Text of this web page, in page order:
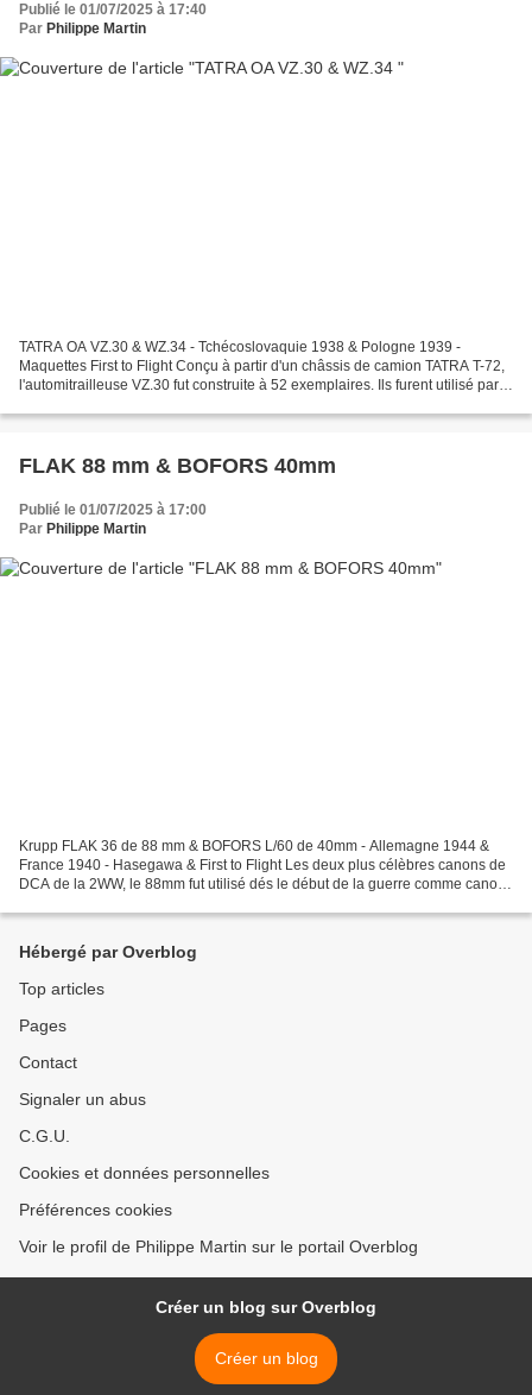
Publié le 01/07/2025 à 17:40
Par Philippe Martin
TATRA OA VZ.30 & WZ.34 - Tchécoslovaquie 1938 & Pologne 1939 -
Maquettes First to Flight Conçu à partir d'un châssis de camion TATRA T-72,
l'automitrailleuse VZ.30 fut construite à 52 exemplaires. Ils furent utilisé par
FLAK 88 mm & BOFORS 40mm
Publié le 01/07/2025 à 17:00
Par Philippe Martin
Krupp FLAK 36 de 88 mm & BOFORS L/60 de 40mm - Allemagne 1944 &
France 1940 - Hasegawa & First to Flight Les deux plus célèbres canons de
DCA de la 2WW, le 88mm fut utilisé dés le début de la guerre comme canon
Hébergé par Overblog
Top articles
Pages
Contact
Signaler un abus
C.G.U.
Cookies et données personnelles
Préférences cookies
Voir le profil de Philippe Martin sur le portail Overblog
Créer un blog sur Overblog
Créer un blog